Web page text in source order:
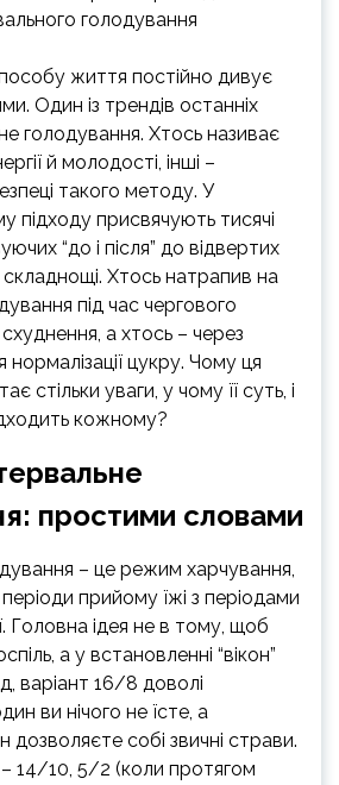
голодування
життя постійно дивує
Один із трендів останніх
голодування. Хтось називає
й молодості, інші –
такого методу. У
підходу присвячують тисячі
“до і після” до відвертих
складнощі. Хтось натрапив на
під час чергового
а хтось – через
нормалізації цукру. Чому ця
стільки уваги, у чому її суть, і
кожному?
простими словами
– це режим харчування,
прийому їжі з періодами
Головна ідея не в тому, щоб
а у встановленні “вікон”
варіант 16/8 доволі
ви нічого не їсте, а
собі звичні страви.
14/10, 5/2 (коли протягом